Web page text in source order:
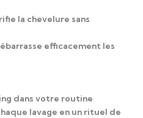
la chevelure sans
efficacement les
dans votre routine
lavage en un rituel de